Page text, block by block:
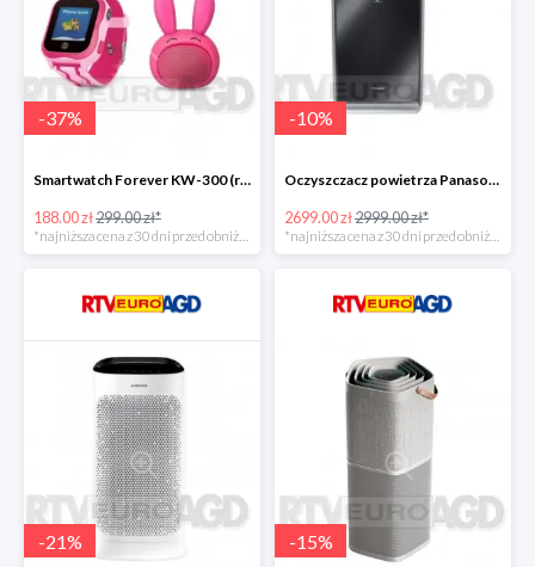
-37%
Smartwatch Forever KW-300 (różowy) + głośnik Rabbit ABS-100 -111zł
188.00 zł299.00 zł*
*najniższa cena z 30 dni przed obniżką
-10%
Oczyszczacz powietrza Panasonic FVXR90GK -300zł
2699.00 zł2999.00 zł*
*najniższa cena z 30 dni przed obniżką
-21% -15%